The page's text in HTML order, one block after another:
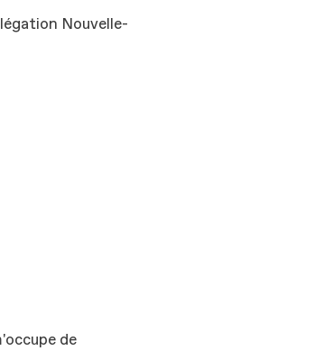
Nouvelle-
de